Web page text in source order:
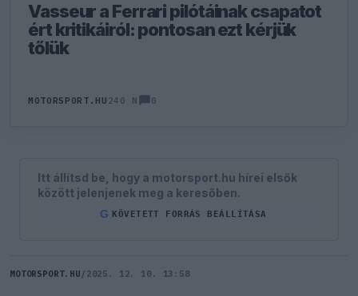
Vasseur a Ferrari pilótáinak csapatot
ért kritikáiról: pontosan ezt kérjük
tőlük
MOTORSPORT.HU 240 N 0
Itt állítsd be, hogy a motorsport.hu hírei elsők
között jelenjenek meg a keresőben.
G KÖVETETT FORRÁS BEÁLLÍTÁSA
MOTORSPORT.HU / 2025. 12. 10. 13:58